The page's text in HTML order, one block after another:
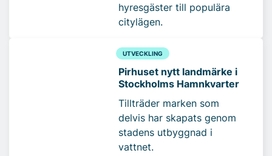
hyresgäster till populära
citylägen.
UTVECKLING
Pirhuset nytt landmärke i
Stockholms Hamnkvarter
Tillträder marken som
delvis har skapats genom
stadens utbyggnad i
vattnet.